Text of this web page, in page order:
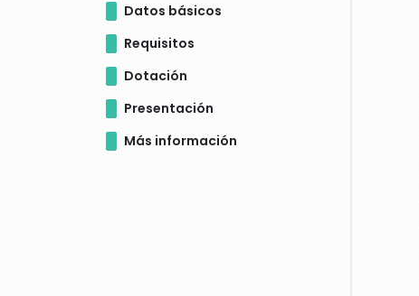
Datos básicos
Requisitos
Dotación
Presentación
Más información